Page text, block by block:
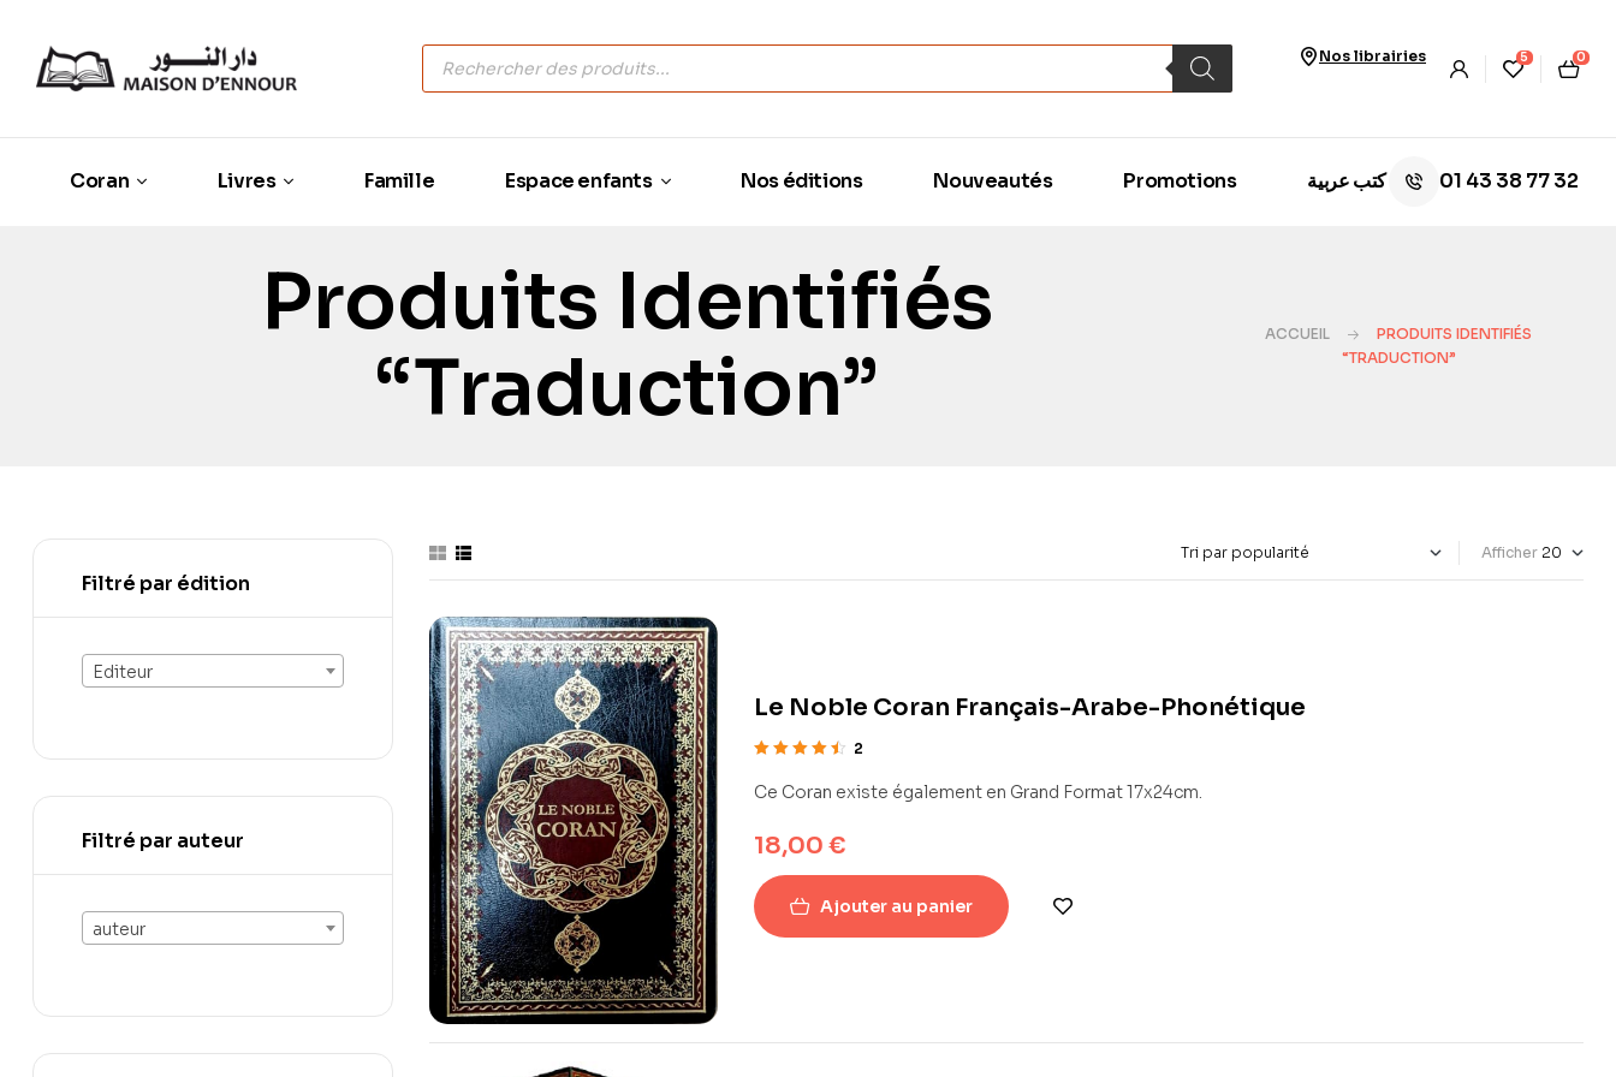
Nos librairies 5 0
Coran Livres Famille Espace enfants Nos éditions Nouveautés Promotions كتب عربية 01 43 38 77 32
Produits Identifiés
“Traduction”
ACCUEIL
PRODUITS IDENTIFIÉS
“TRADUCTION”
Afficher
Le Noble Coran Français-Arabe-Phonétique
sur 5
2
Ce Coran existe également en Grand Format 17x24cm.
18,00 €
Ajouter au panier
Filtré par édition
Editeur
Filtré par auteur
auteur